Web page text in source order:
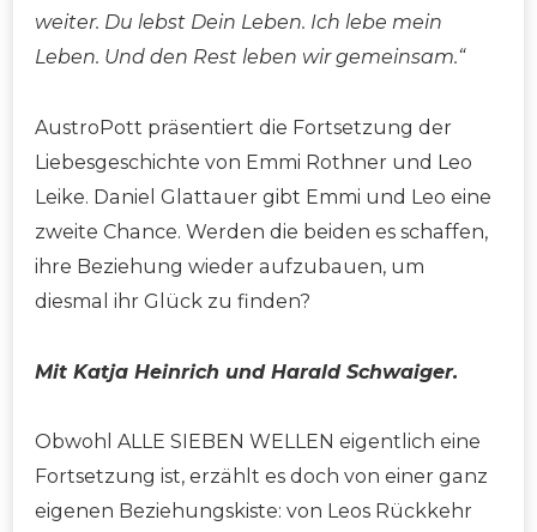
weiter. Du lebst Dein Leben. Ich lebe mein
Leben. Und den Rest leben wir gemeinsam.“
AustroPott präsentiert die Fortsetzung der
Liebesgeschichte von Emmi Rothner und Leo
Leike. Daniel Glattauer gibt Emmi und Leo eine
zweite Chance. Werden die beiden es schaffen,
ihre Beziehung wieder aufzubauen, um
diesmal ihr Glück zu finden?
Mit Katja Heinrich und Harald Schwaiger.
Obwohl ALLE SIEBEN WELLEN eigentlich eine
Fortsetzung ist, erzählt es doch von einer ganz
eigenen Beziehungskiste: von Leos Rückkehr